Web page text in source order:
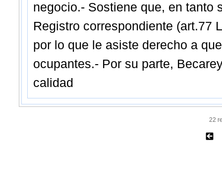
negocio.- Sostiene que, en tanto
Registro correspondiente (art.77
por lo que le asiste derecho a
ocupantes.- Por su parte,
calidad
22